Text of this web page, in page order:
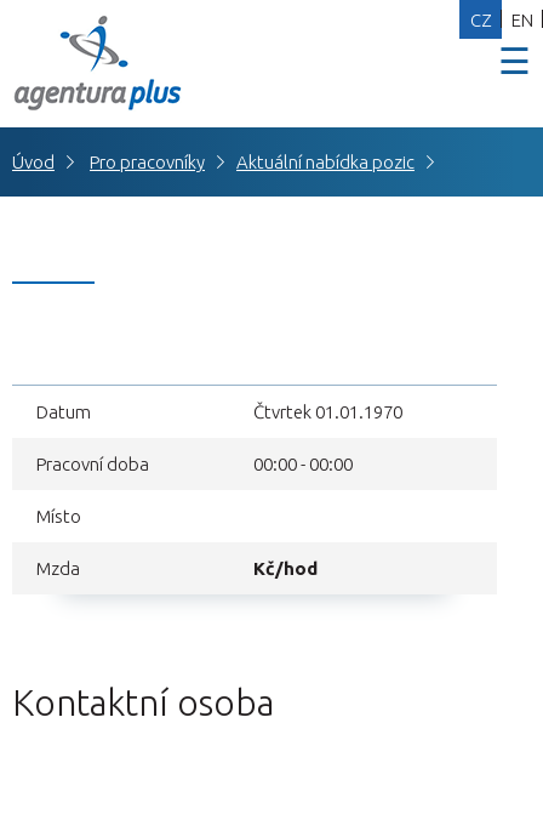
☰
CZ EN
Úvod Pro pracovníky Aktuální nabídka pozic
Datum Čtvrtek 01.01.1970
Pracovní doba 00:00 - 00:00
Místo
Mzda Kč/hod
Kontaktní osoba